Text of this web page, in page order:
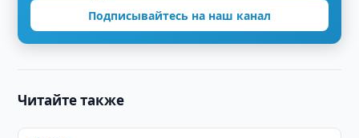
Подписывайтесь на наш канал
Читайте также